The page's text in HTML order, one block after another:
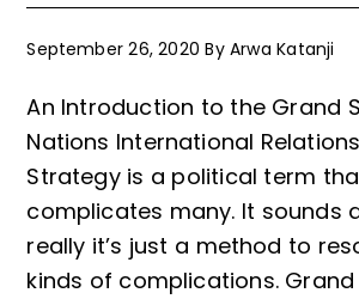
September 26, 2020 ByArwa Katanji
An Introduction to the Grand
Nations International
Strategy is a political term
complicates many. It sounds
really it’s just a method to
kinds of complications. Grand